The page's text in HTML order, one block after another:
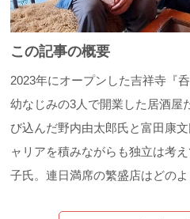
この記事の概要
2023年にオープンした吉祥寺『
幼なじみの3人で開業した居酒屋
び込んだ野内由太郎氏と富田康
ャリアを積みながらも独立は考
子氏。連日満席の繁盛店はどの